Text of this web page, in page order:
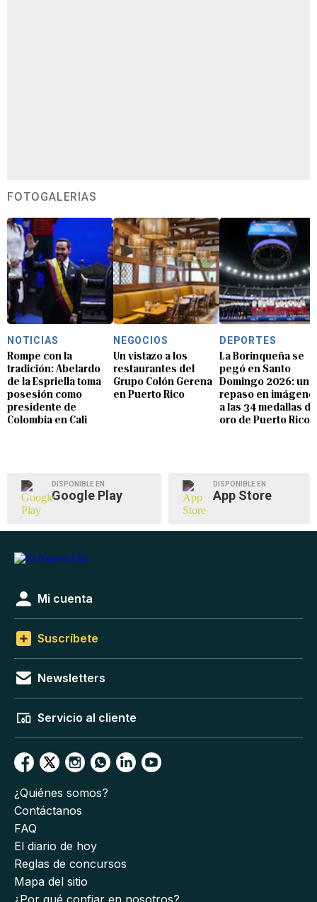
FOTOGALERÍAS
NOTICIAS
Rompe con la
tradición: Abelardo
de la Espriella toma
posesión como
presidente de
Colombia en Cali
NEGOCIOS
Un vistazo a los
restaurantes del
Grupo Colón Gerena
en Puerto Rico
DEPORTES
La Borinqueña se
pegó en Santo
Domingo 2026: un
repaso en
a las 34 medallas de
oro de Puerto Rico
DISPONIBLE EN
Google Play
DISPONIBLE EN
App Store
Mi cuenta
Suscríbete
Newsletters
Servicio al cliente
¿Quiénes somos?
Contáctanos
FAQ
El diario de hoy
Reglas de concursos
Mapa del sitio
¿Por qué confiar en nosotros?